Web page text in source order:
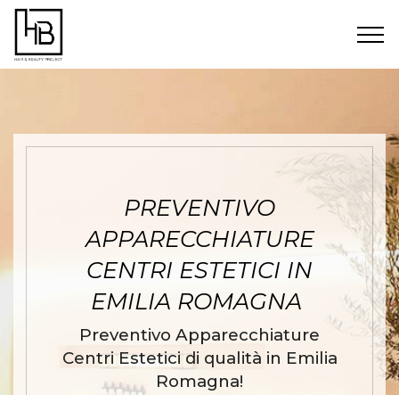
PREVENTIVO
APPARECCHIATURE
CENTRI ESTETICI IN
EMILIA ROMAGNA
Preventivo Apparecchiature
Centri Estetici di qualità in Emilia
Romagna!